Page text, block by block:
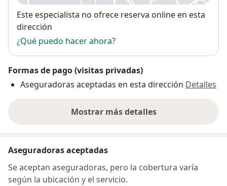
Disponibilidad
Este especialista no ofrece reserva online en esta
dirección
¿Qué puedo hacer ahora?
Formas de pago (visitas privadas)
Aseguradoras aceptadas en esta dirección Detalles
Mostrar más detalles
sobre la dirección
Aseguradoras aceptadas
Se aceptan aseguradoras, pero la cobertura varía
según la ubicación y el servicio.